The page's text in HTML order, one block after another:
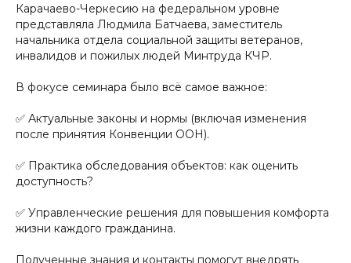
Карачаево-Черкесию на федеральном уровне
представляла Людмила Батчаева, заместитель
начальника отдела социальной защиты ветеранов,
инвалидов и пожилых людей Минтруда КЧР.
В фокусе семинара было всё самое важное:
✅ Актуальные законы и нормы (включая изменения
после принятия Конвенции ООН).
✅ Практика обследования объектов: как оценить
доступность?
✅ Управленческие решения для повышения комфорта
жизни каждого гражданина.
Полученные знания и контакты помогут внедрять